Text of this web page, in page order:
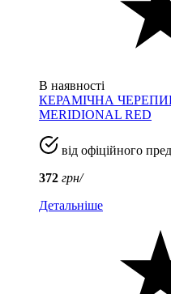
В наявності
КЕРАМІЧНА
MERIDIONAL RED
від офіційного
372 грн/
Детальніше